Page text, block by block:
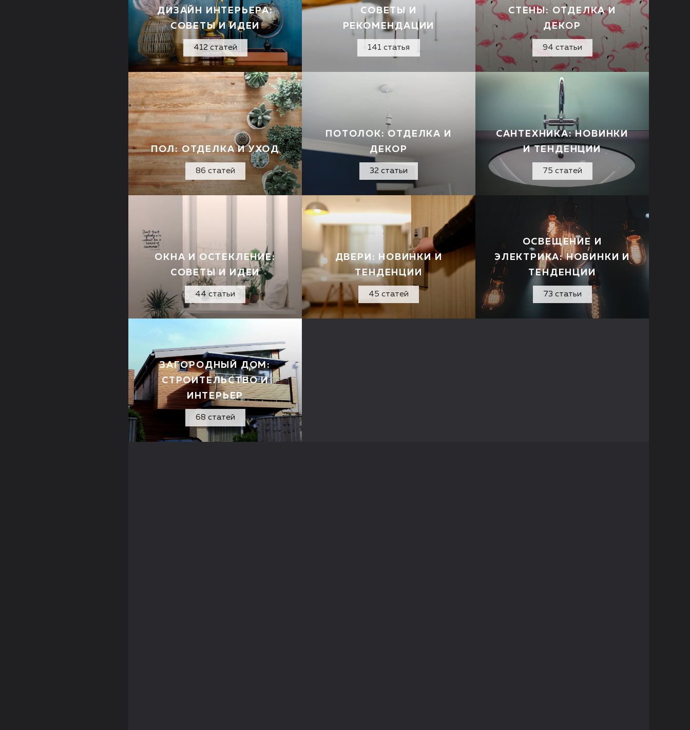
ДИЗАЙН ИНТЕРЬЕРА:
СОВЕТЫ И ИДЕИ
412 статей
СОВЕТЫ И
РЕКОМЕНДАЦИИ
141 статья
СТЕНЫ: ОТДЕЛКА И
ДЕКОР
94 статьи
ПОЛ: ОТДЕЛКА И УХОД
86 статей
ПОТОЛОК: ОТДЕЛКА И
ДЕКОР
32 статьи
САНТЕХНИКА: НОВИНКИ
И ТЕНДЕНЦИИ
75 статей
ОКНА И ОСТЕКЛЕНИЕ:
СОВЕТЫ И ИДЕИ
44 статьи
ДВЕРИ: НОВИНКИ И
ТЕНДЕНЦИИ
45 статей
ОСВЕЩЕНИЕ И
ЭЛЕКТРИКА: НОВИНКИ И
ТЕНДЕНЦИИ
73 статьи
ЗАГОРОДНЫЙ ДОМ:
СТРОИТЕЛЬСТВО И
ИНТЕРЬЕР
68 статей